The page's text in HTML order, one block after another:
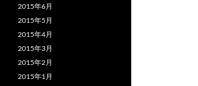
2015年6月
2015年5月
2015年4月
2015年3月
2015年2月
2015年1月